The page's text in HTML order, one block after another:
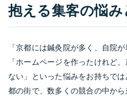
抱える集客の悩
「京都には鍼灸院が多く、自院
「ホームページを作ったけれど
ない」といった悩みをお持ちで
都の街で、数多くの競合の中か